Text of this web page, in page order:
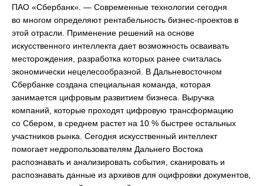
ПАО «Сбербанк». — Современные технологии сегодня
во многом определяют рентабельность бизнес-проектов в
этой отрасли. Применение решений на основе
искусственного интеллекта дает возможность осваивать
месторождения, разработка которых ранее считалась
экономически нецелесообразной. В Дальневосточном
Сбербанке создана специальная команда, которая
занимается цифровым развитием бизнеса. Выручка
компаний, которые проходят цифровую трансформацию
со Сбером, в среднем растет на 10 % быстрее остальных
участников рынка. Сегодня искусственный интеллект
помогает недропользователям Дальнего Востока
распознавать и анализировать события, сканировать и
распознавать данные из архивов для оцифровки документов,